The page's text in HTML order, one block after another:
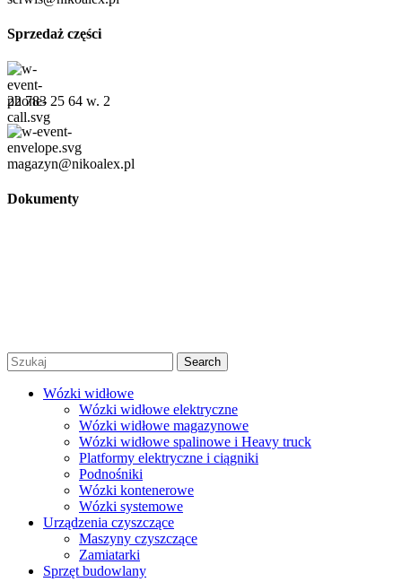
Sprzedaż części
22 783 25 64 w. 2
magazyn@nikoalex.pl
Dokumenty
Search
Wózki widłowe
Wózki widłowe elektryczne
Wózki widłowe magazynowe
Wózki widłowe spalinowe i Heavy truck
Platformy elektryczne i ciągniki
Podnośniki
Wózki kontenerowe
Wózki systemowe
Urządzenia czyszczące
Maszyny czyszczące
Zamiatarki
Sprzęt budowlany